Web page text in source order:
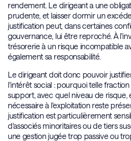
rendement. Le dirigeant a une
prudente, et laisser dormir un
justification peut, dans certaines
gouvernance, lui être reproché. À
trésorerie à un risque incompatible
également sa responsabilité.
Le dirigeant doit donc pouvoir
l'intérêt social : pourquoi telle
support, avec quel niveau de
nécessaire à l'exploitation reste
justification est particulièrement
d'associés minoritaires ou de tiers
une gestion jugée trop passive ou